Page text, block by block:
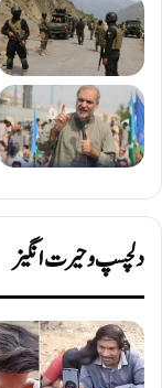
دلچسپ و حیرت انگیز